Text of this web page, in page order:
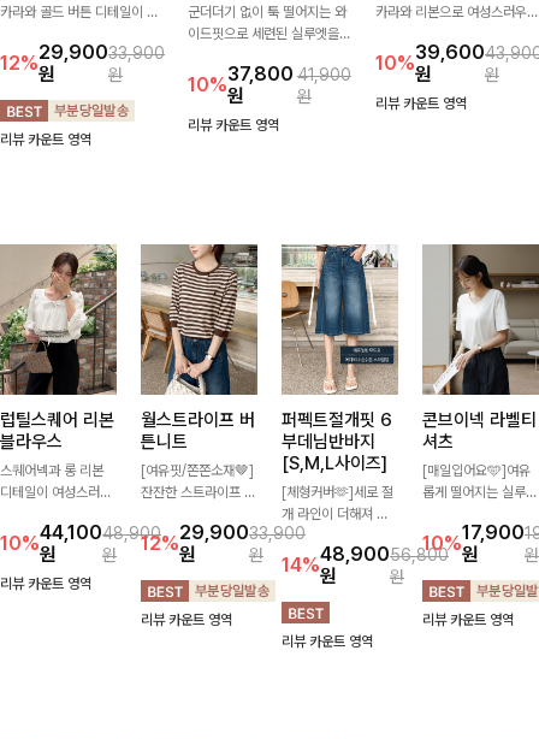
카라와 골드 버튼 디테일이 세
입니다. 세로 골지 짜임이 슬림
한 실루엣을 연출해 단정하면
서도 여성스러운 무드를 완성
해드려요.
12%29,900
원
33,900
원
리뷰 카운트 영역
군더더기 없이 툭 떨어지는 와
이드핏으로 세련된 실루엣을
끔한 디자인과 롱한 기장감으
로 다리가 길어 보이고 뒷밴딩
으로 편안하기까지-
10%37,800
원
41,900
원
리뷰 카운트 영역
카라와 리본으로 여성스러우면
껴지는 블라우스에요🤎
10%39,600
원
원
리뷰 카운트 영역
럽틸스퀘어 리본
블라우스
스퀘어넥과 롱 리본
디테일이 여성스러운
는 블라우스입니다.
자연스럽게 잡힌 셔링
과 봉긋한 소매가 여
10%44,100
원
48,900
원
리뷰 카운트 영역
월스트라이프 버
튼니트
[여유핏/쫀쫀소재🤎]
잔잔한 스트라이프 패
더해져 캐주얼하면서
도 세련된 무드를 연
출해주는 니트- 가볍
고 부드러운 착용감으
로 단독은 물론 데일
12%29,900
원
33,900
원
리뷰 카운트 영역
퍼펙트절개핏 6
부데님반바지
[S,M,L사이즈]
[체형커버🫶]세로 절
개 라인이 더해져 다
리 라인을 더욱 길고
슬림하게 연출해주는
5부 데님 반바지 🤍
부담 없는 기장과 여
유로운 핏으로 편안하
게 착용되며 다양한
14%48,900
원
56,800
원
리뷰 카운트 영역
콘브이넥 라벨티
셔츠
[매일입어요🩵]여유
롭게 떨어지는 실루엣
자인으로 데일리하게
즐기기 좋은 티셔츠-
소매 라벨 디테일이
은은한 포인트를 더해
심플하면서도 센스 있
10%17,900
원
원
리뷰 카운트 영역